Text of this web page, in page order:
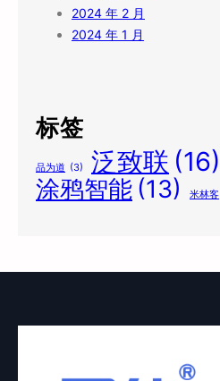
2024 年 2 月
2024 年 1 月
标签
品为道 (3) 泛致联 (16)
涂鸦智能 (13) 米林客